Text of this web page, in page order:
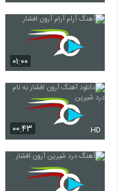
۰۱:۰۰
۰۰:۴۳ HD